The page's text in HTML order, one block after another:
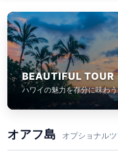
BEAUTIFUL TOUR
ハワイの魅力を存分に味わ
オアフ島 オプショナル